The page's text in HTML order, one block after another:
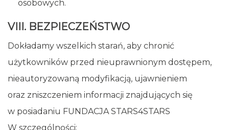
osobowych.
VIII. BEZPIECZEŃSTWO
Dokładamy wszelkich starań, aby chronić
użytkowników przed nieuprawnionym dostępem,
nieautoryzowaną modyfikacją, ujawnieniem
oraz zniszczeniem informacji znajdujących się
w posiadaniu FUNDACJA STARS4STARS
W szczególności: